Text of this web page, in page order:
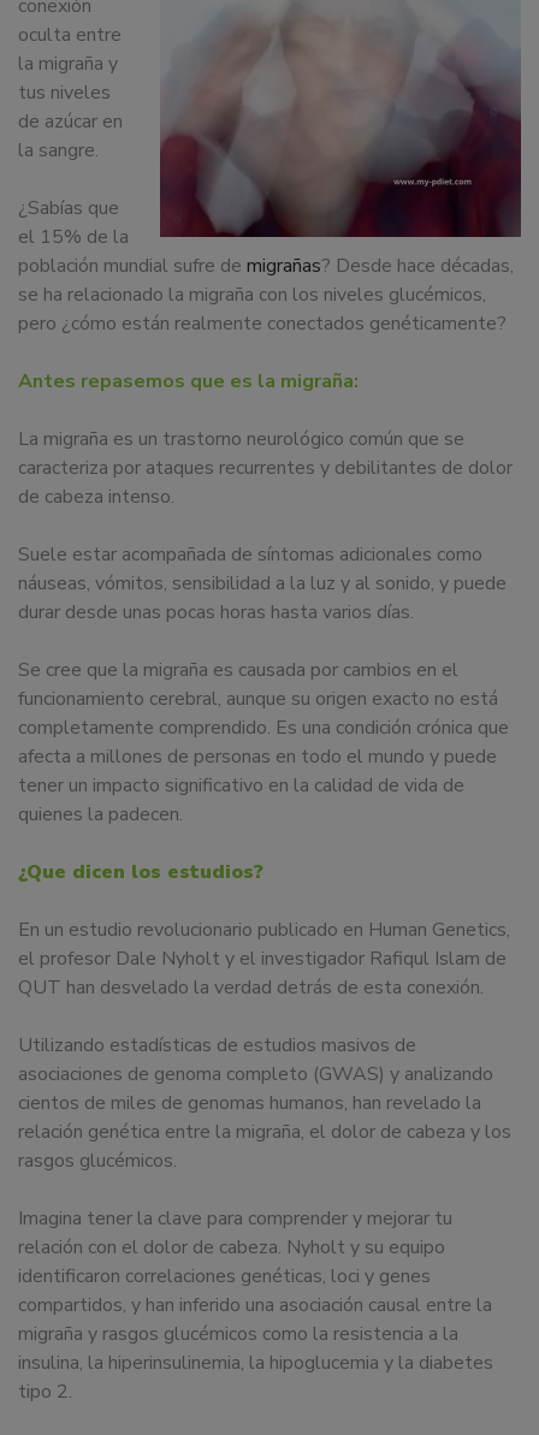
dedicamos
a
la
docencia
y
formación
la
nutrición
alimentaria
tanto
para
instituciones,
empresas,
ferias,
eventos.
conexión
oculta entre
la migraña y
tus niveles
de azúcar en
la sangre.
¿Sabías que
el 15% de la
población mundial sufre de migrañas? Desde hace décadas,
se ha relacionado la migraña con los niveles glucémicos,
pero ¿cómo están realmente conectados genéticamente?
Antes repasemos que es la migraña:
La migraña es un trastorno neurológico común que se
caracteriza por ataques recurrentes y debilitantes de dolor
de cabeza intenso.
Suele estar acompañada de síntomas adicionales como
náuseas, vómitos, sensibilidad a la luz y al sonido, y puede
durar desde unas pocas horas hasta varios días.
Se cree que la migraña es causada por cambios en el
funcionamiento cerebral, aunque su origen exacto no está
completamente comprendido. Es una condición crónica que
afecta a millones de personas en todo el mundo y puede
tener un impacto significativo en la calidad de vida de
quienes la padecen.
¿Que dicen los estudios?
En un estudio revolucionario publicado en Human Genetics,
el profesor Dale Nyholt y el investigador Rafiqul Islam de
QUT han desvelado la verdad detrás de esta conexión.
Utilizando estadísticas de estudios masivos de
asociaciones de genoma completo (GWAS) y analizando
cientos de miles de genomas humanos, han revelado la
relación genética entre la migraña, el dolor de cabeza y los
rasgos glucémicos.
Imagina tener la clave para comprender y mejorar tu
relación con el dolor de cabeza. Nyholt y su equipo
identificaron correlaciones genéticas, loci y genes
compartidos, y han inferido una asociación causal entre la
migraña y rasgos glucémicos como la resistencia a la
insulina, la hiperinsulinemia, la hipoglucemia y la diabetes
tipo 2.